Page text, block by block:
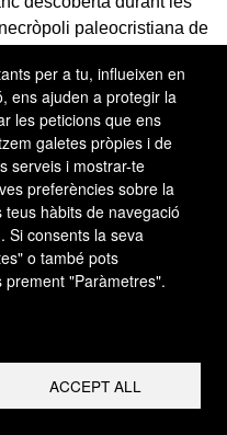
paleocristiana de
llegeix:
EST
(sic)
per a tu, influeixen en
ens ajuden a protegir la
les peticions que ens
galetes pròpies i de
serveis i mostrar-te
preferències sobre la
teus hàbits de navegació
Si consents la seva
o també pots
"Paràmetres".
ACCEPT ALL